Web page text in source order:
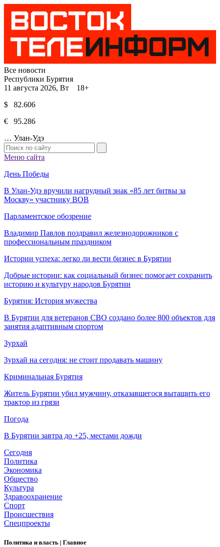
Все новости
Республики Бурятия
11 августа 2026, Вт 18+
$ 82.606
€ 95.286
… Улан-Удэ
Меню сайта
День Победы
В Улан-Удэ вручили нагрудный знак «85 лет битвы за
Москву» участнику ВОВ
Парламентское обозрение
Владимир Павлов поздравил железнодорожников с
профессиональным праздником
Истории успеха: легко ли вести бизнес в Бурятии
Добрые истории: как социальный бизнес помогает сохранить
историю и культуру народов Бурятии
Бурятия: История мужества
В Бурятии для ветеранов СВО создано более 800 объектов для
занятия адаптивным спортом
Зурхай
Зурхай на сегодня: не стоит продавать машину
Криминальная Бурятия
Житель Бурятии убил мужчину, отказавшегося вытащить его
трактор из грязи
Погода
В Бурятии завтра до +25, местами дожди
Сегодня
Политика
Экономика
Общество
Культура
Здравоохранение
Спорт
Происшествия
Спецпроекты
Политика и власть | Главное